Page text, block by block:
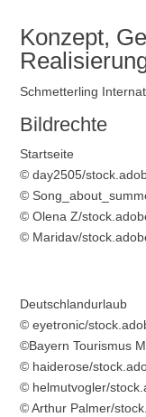
Konzept,
Schmetterling
Bildrechte
Startseite
© day2505/
©
© Olena Z/
© Maridav/
Deutschlandurlaub
© eyetronic/
©Bayern Tourismus
© haiderose/
© helmutvogler/
© Arthur Palmer/